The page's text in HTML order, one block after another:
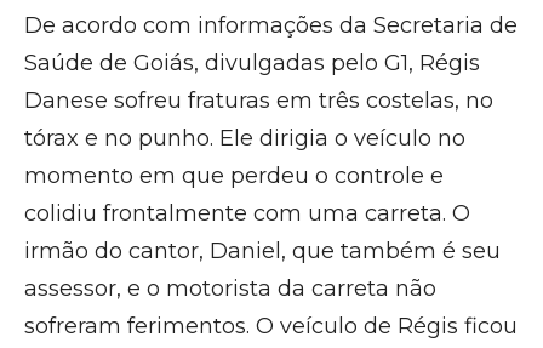
De acordo com informações da Secretaria de
Saúde de Goiás, divulgadas pelo G1, Régis
Danese sofreu fraturas em três costelas, no
tórax e no punho. Ele dirigia o veículo no
momento em que perdeu o controle e
colidiu frontalmente com uma carreta. O
irmão do cantor, Daniel, que também é seu
assessor, e o motorista da carreta não
sofreram ferimentos. O veículo de Régis ficou